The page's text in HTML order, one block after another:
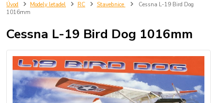
Úvod Modely letadel RC Stavebnice
Cessna L-19 Bird Dog
1016mm
Cessna L-19 Bird Dog 1016mm